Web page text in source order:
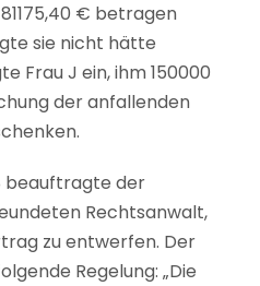
€ betragen
sie nicht hätte
Frau J ein, ihm 150000
der anfallenden
beauftragte der
Rechtsanwalt,
zu entwerfen. Der
Regelung: „Die